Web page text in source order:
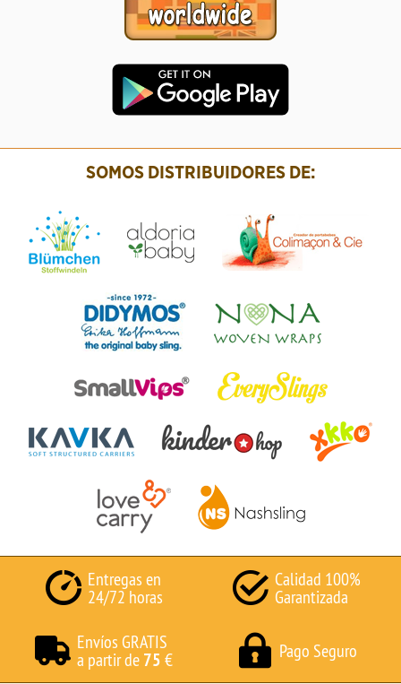
SOMOS DISTRIBUIDORES DE:
Entregas en
24/72 horas
Calidad 100%
Garantizada
Envíos GRATIS
a partir de 75 € Pago Seguro